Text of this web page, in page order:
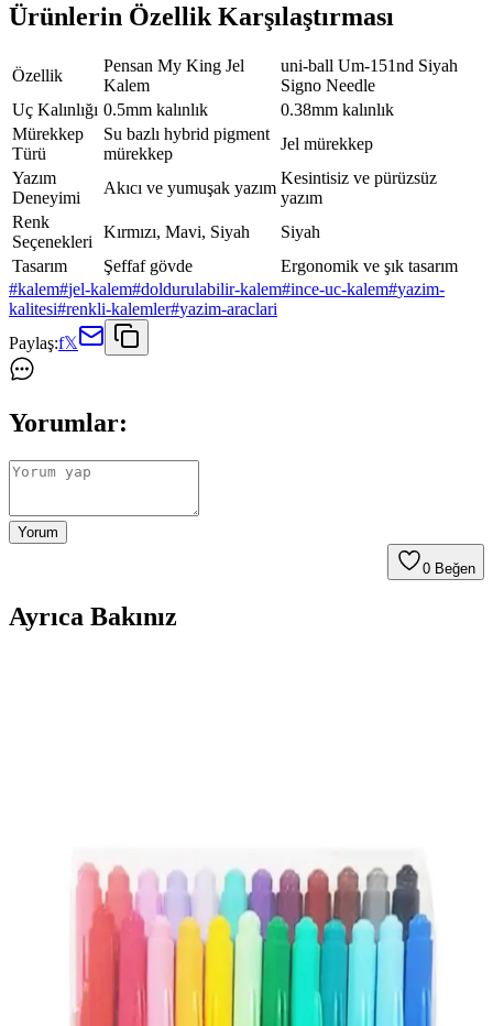
Ürünlerin Özellik Karşılaştırması
Özellik
Pensan My King Jel
Kalem
uni-ball Um-151nd Siyah
Signo Needle
Uç Kalınlığı 0.5mm kalınlık
0.38mm kalınlık
Mürekkep
Türü
Su bazlı hybrid pigment
mürekkep
Jel mürekkep
Yazım
Deneyimi
Akıcı ve yumuşak yazım
Kesintisiz ve pürüzsüz
yazım
Renk
Seçenekleri
Kırmızı, Mavi, Siyah
Siyah
Tasarım
Şeffaf gövde
Ergonomik ve şık tasarım
#kalem#jel-kalem#doldurulabilir-kalem#ince-uc-kalem#yazim-
kalitesi#renkli-kalemler#yazim-araclari
Paylaş:f𝕏
Yorumlar:
Yorum
0 Beğen
Ayrıca Bakınız
İki popüler Rotring kalemi olan Tikky 0.7mm mor ve Versatil mavi
kalemleri detaylı şekilde karşılaştırıyoruz. Performans, tasarım ve
kullanıcı yorumlarıyla en iyi seçeneği belirleyin.
Faber Castell Grip Min 120li Tüp 2B 60mm Siyah
0.7 Uç Kalem Seti Profesyonel ve Amatör
Kullanıcılar İçin